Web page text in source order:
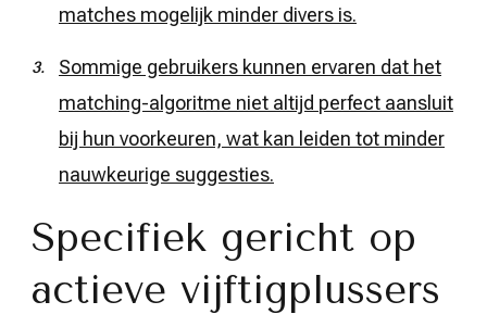
matches mogelijk minder divers is.
Sommige gebruikers kunnen ervaren dat het
matching-algoritme niet altijd perfect aansluit
bij hun voorkeuren, wat kan leiden tot minder
nauwkeurige suggesties.
Specifiek gericht op
actieve vijftigplussers